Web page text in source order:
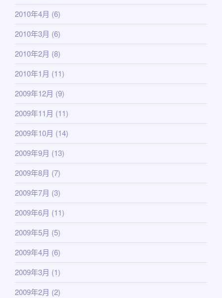
2010年4月 (6)
2010年3月 (6)
2010年2月 (8)
2010年1月 (11)
2009年12月 (9)
2009年11月 (11)
2009年10月 (14)
2009年9月 (13)
2009年8月 (7)
2009年7月 (3)
2009年6月 (11)
2009年5月 (5)
2009年4月 (6)
2009年3月 (1)
2009年2月 (2)